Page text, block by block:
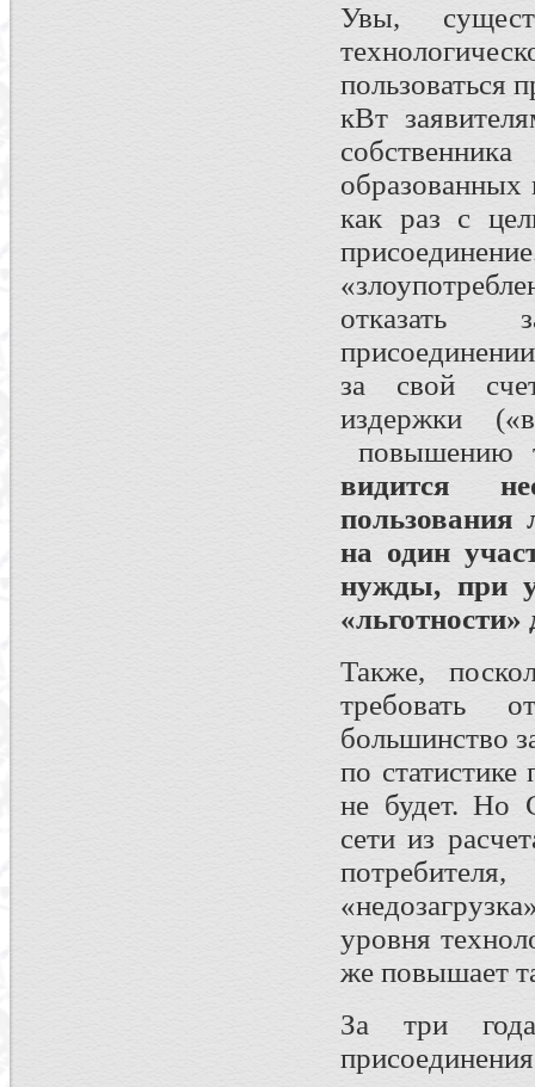
Увы,
пользоваться
кВт
образованных
как раз с
отказать
за свой
издержки
повышению
видится
пользования
на один
нужды, при
«льготности»
Также,
требовать
большинство
по
не будет. Но
сети из
уровня
же повышает
За три